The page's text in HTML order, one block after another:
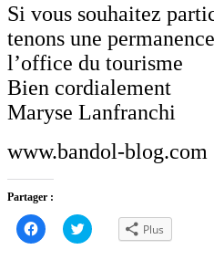
Si vous souhaitez
tenons une
l’office du tourisme
Bien cordialement
Maryse Lanfranchi
www.bandol-blog.com
Partager :
Cliquez
pour
partager
Cliquez
pour Plus